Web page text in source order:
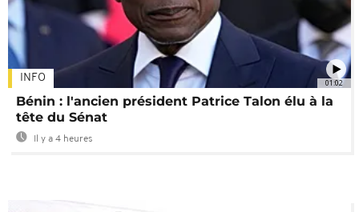
01:02
INFO
Bénin : l'ancien président Patrice Talon élu à la
tête du Sénat
Il y a 4 heures